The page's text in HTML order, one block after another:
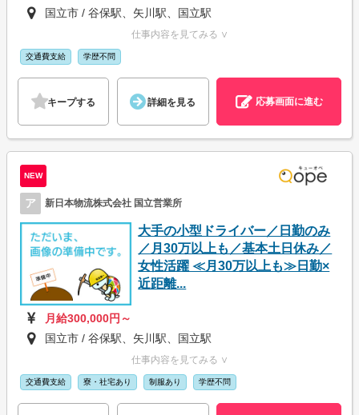
国立市 / 谷保駅、矢川駅、国立駅
仕事内容を見てみる ∨
交通費支給 学歴不問
キープする 詳細を見る 応募画面に進む
NEW
ア 新日本物流株式会社 国立営業所
大手の小型ドライバー／日勤のみ
／月30万以上も／基本土日休み／
女性活躍 ≪月30万以上も≫日勤×
近距離...
月給300,000円～
国立市 / 谷保駅、矢川駅、国立駅
仕事内容を見てみる ∨
交通費支給 寮・社宅あり 制服あり 学歴不問